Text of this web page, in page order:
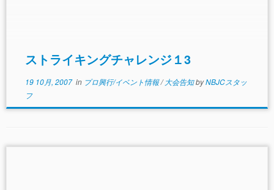
ストライキングチャレンジ１3
19 10月, 2007in プロ興行/イベント情報/大会告知byNBJCスタッ
フ